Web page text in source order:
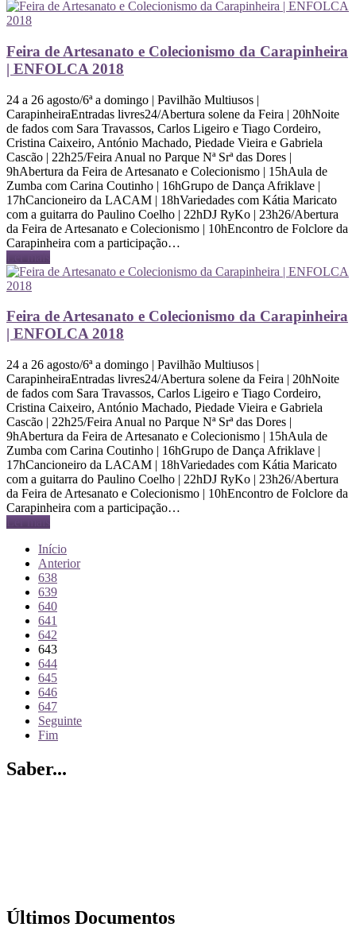
Feira de Artesanato e Colecionismo da Carapinheira
| ENFOLCA 2018
24 a 26 agosto/6ª a domingo | Pavilhão Multiusos |
CarapinheiraEntradas livres24/Abertura solene da Feira | 20hNoite
de fados com Sara Travassos, Carlos Ligeiro e Tiago Cordeiro,
Cristina Caixeiro, António Machado, Piedade Vieira e Gabriela
Cascão | 22h25/Feira Anual no Parque Nª Srª das Dores |
9hAbertura da Feira de Artesanato e Colecionismo | 15hAula de
Zumba com Carina Coutinho | 16hGrupo de Dança Afriklave |
17hCancioneiro da LACAM | 18hVariedades com Kátia Maricato
com a guitarra do Paulino Coelho | 22hDJ RyKo | 23h26/Abertura
da Feira de Artesanato e Colecionismo | 10hEncontro de Folclore da
Carapinheira com a participação…
Ler mais
Feira de Artesanato e Colecionismo da Carapinheira
| ENFOLCA 2018
24 a 26 agosto/6ª a domingo | Pavilhão Multiusos |
CarapinheiraEntradas livres24/Abertura solene da Feira | 20hNoite
de fados com Sara Travassos, Carlos Ligeiro e Tiago Cordeiro,
Cristina Caixeiro, António Machado, Piedade Vieira e Gabriela
Cascão | 22h25/Feira Anual no Parque Nª Srª das Dores |
9hAbertura da Feira de Artesanato e Colecionismo | 15hAula de
Zumba com Carina Coutinho | 16hGrupo de Dança Afriklave |
17hCancioneiro da LACAM | 18hVariedades com Kátia Maricato
com a guitarra do Paulino Coelho | 22hDJ RyKo | 23h26/Abertura
da Feira de Artesanato e Colecionismo | 10hEncontro de Folclore da
Carapinheira com a participação…
Ler mais
Início
Anterior
638
639
640
641
642
643
644
645
646
647
Seguinte
Fim
Saber...
Últimos Documentos